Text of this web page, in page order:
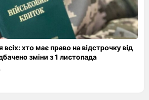
всіх: хто має право на відстрочку від
зміни з 1 листопада